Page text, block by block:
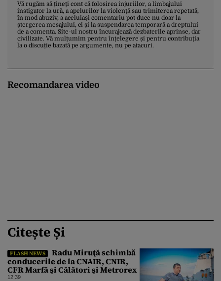
Vă rugăm să țineți cont că folosirea injuriilor, a limbajului
instigator la ură, a apelurilor la violență sau trimiterea repetată,
în mod abuziv, a aceluiași comentariu pot duce nu doar la
ștergerea mesajului, ci și la suspendarea temporară a dreptului
de a comenta. Site-ul nostru încurajează dezbaterile aprinse, dar
civilizate. Vă mulțumim pentru înțelegere și pentru contribuția
la o discuție bazată pe argumente, nu pe atacuri.
Recomandarea video
Citește Și
FLASH NEWS
Radu Miruţă schimbă
conducerile de la CNAIR, CNIR,
CFR Marfă şi Călători şi Metrorex
12:39